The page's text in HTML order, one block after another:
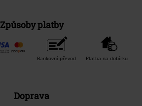
Způsoby platby
Bankovní převod Platba na dobírku
Doprava